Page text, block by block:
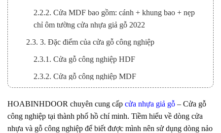
2.2.2. Cửa MDF bao gồm: cánh + khung bao + nẹp
chỉ ôm tường cửa nhựa giả gỗ 2022
2.3. 3. Đặc điểm của cửa gỗ công nghiệp
2.3.1. Cửa gỗ công nghiệp HDF
2.3.2. Cửa gỗ công nghiệp MDF
2.3.4. >>>Cửa gỗ công nghiệp MDF phủ laminate
3. III. Những lý do nên chọn mẫu cửa nhựa giả gỗ 2022
HOABINHDOOR chuyên cung cấp cửa nhựa giả gỗ – Cửa gỗ
công nghiệp tại thành phố hồ chí minh. Tiềm hiểu về dòng cửa
nhựa và gỗ công nghiệp để biết được mình nên sử dụng dòng nảo